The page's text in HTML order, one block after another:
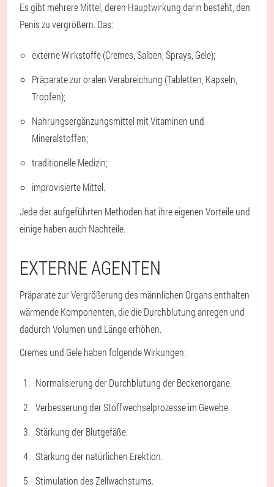
Es gibt mehrere Mittel, deren Hauptwirkung darin besteht, den
Penis zu vergrößern. Das:
externe Wirkstoffe (Cremes, Salben, Sprays, Gele);
Präparate zur oralen Verabreichung (Tabletten, Kapseln,
Tropfen);
Nahrungsergänzungsmittel mit Vitaminen und
Mineralstoffen;
traditionelle Medizin;
improvisierte Mittel.
Jede der aufgeführten Methoden hat ihre eigenen Vorteile und
einige haben auch Nachteile.
EXTERNE AGENTEN
Präparate zur Vergrößerung des männlichen Organs enthalten
wärmende Komponenten, die die Durchblutung anregen und
dadurch Volumen und Länge erhöhen.
Cremes und Gele haben folgende Wirkungen:
Normalisierung der Durchblutung der Beckenorgane.
Verbesserung der Stoffwechselprozesse im Gewebe.
Stärkung der Blutgefäße.
Stärkung der natürlichen Erektion.
Stimulation des Zellwachstums.